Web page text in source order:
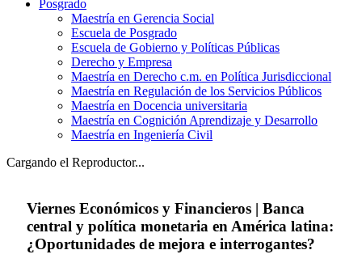
Posgrado
Maestría en Gerencia Social
Escuela de Posgrado
Escuela de Gobierno y Políticas Públicas
Derecho y Empresa
Maestría en Derecho c.m. en Política Jurisdiccional
Maestría en Regulación de los Servicios Públicos
Maestría en Docencia universitaria
Maestría en Cognición Aprendizaje y Desarrollo
Maestría en Ingeniería Civil
Cargando el Reproductor...
Viernes Económicos y Financieros | Banca
central y política monetaria en América latina:
¿Oportunidades de mejora e interrogantes?